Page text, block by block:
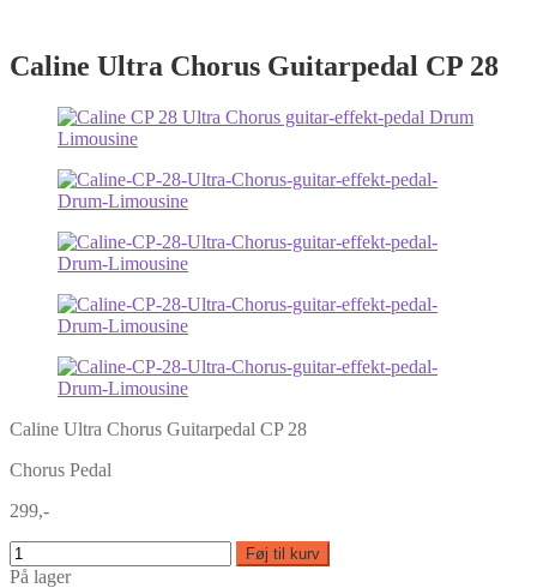
Caline Ultra Chorus Guitarpedal CP 28
Caline Ultra Chorus Guitarpedal CP 28
Chorus Pedal
299,-
Føj til kurv
På lager